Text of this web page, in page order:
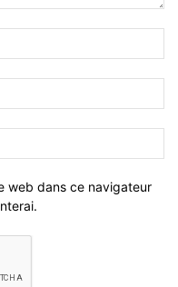
web dans ce navigateur